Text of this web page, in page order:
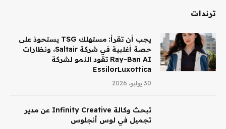
ترندات
يجب أن تقرأ: مستهلك TSG يستحوذ على
حصة أغلبية في شركة Saltair، ونظارات
Ray-Ban AI تقود النمو لشركة
EssilorLuxottica
30 يوليو، 2026
تبحث وكالة Infinity Creative عن مدير
تجميل في لوس أنجلوس